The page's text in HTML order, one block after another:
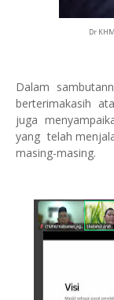
Dr
Dalam
berterimakasih
juga
yang telah
masing-masing.